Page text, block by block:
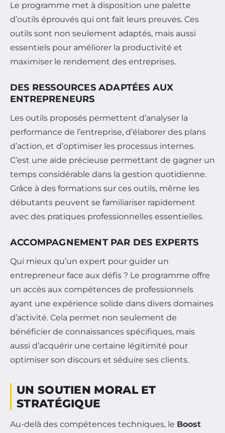
Le programme met à disposition une palette
d’outils éprouvés qui ont fait leurs preuves. Ces
outils sont non seulement adaptés, mais aussi
essentiels pour améliorer la productivité et
maximiser le rendement des entreprises.
DES RESSOURCES ADAPTÉES AUX
ENTREPRENEURS
Les outils proposés permettent d’analyser la
performance de l’entreprise, d’élaborer des plans
d’action, et d’optimiser les processus internes.
C’est une aide précieuse permettant de gagner un
temps considérable dans la gestion quotidienne.
Grâce à des formations sur ces outils, même les
débutants peuvent se familiariser rapidement
avec des pratiques professionnelles essentielles.
ACCOMPAGNEMENT PAR DES EXPERTS
Qui mieux qu’un expert pour guider un
entrepreneur face aux défis ? Le programme offre
un accès aux compétences de professionnels
ayant une expérience solide dans divers domaines
d’activité. Cela permet non seulement de
bénéficier de connaissances spécifiques, mais
aussi d’acquérir une certaine légitimité pour
optimiser son discours et séduire ses clients.
UN SOUTIEN MORAL ET
STRATÉGIQUE
Au-delà des compétences techniques, le Boost